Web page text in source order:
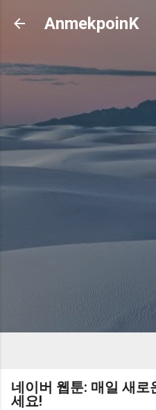
기본 콘텐츠
AnmekpoinK
네이버 웹툰: 매일 새로
세요!